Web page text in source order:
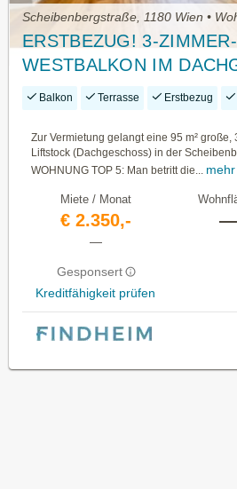
Scheibenbergstraße, 1180 Wien •
ERSTBEZUG! 3-
WESTBALKON IM
Balkon Terrasse Erstbezug
Zur Vermietung gelangt eine 95 m² große,
Liftstock (Dachgeschoss) in der
WOHNUNG TOP 5: Man betritt die...
Miete / Monat
€ 2.350,-
—
Gesponsert
Kreditfähigkeit prüfen
—